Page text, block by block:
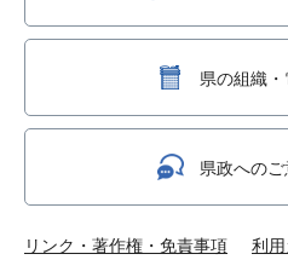
県の組織
県政への
リンク・著作権・免責事項 利